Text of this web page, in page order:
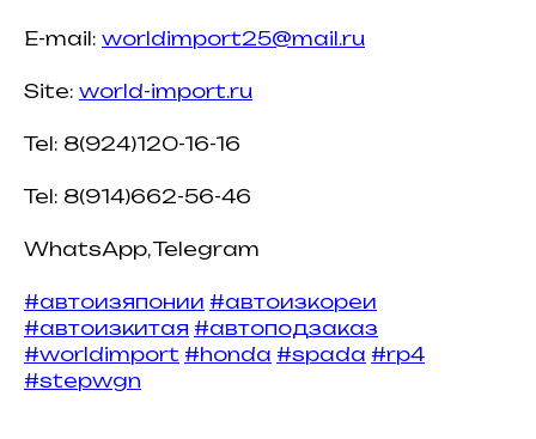
E-mail: worldimport25@mail.ru
Site: world-import.ru
Tel: 8(924)120-16-16
Tel: 8(914)662-56-46
WhatsApp, Telegram
#автоизяпонии #автоизкореи
#автоизкитая #автоподзаказ
#worldimport #honda #spada #rp4
#stepwgn